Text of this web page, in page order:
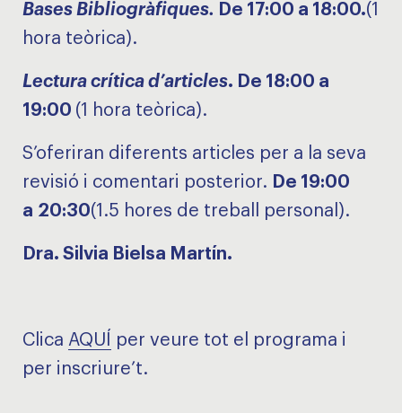
Bases Bibliogràfiques. De 17:00 a 18:00.(1
hora teòrica).
Lectura crítica d’articles. De 18:00 a
19:00 (1 hora teòrica).
S’oferiran diferents articles per a la seva
revisió i comentari posterior. De 19:00
a 20:30(1.5 hores de treball personal).
Dra. Silvia Bielsa Martín.
Clica AQUÍ
per veure tot el programa i
per inscriure’t.